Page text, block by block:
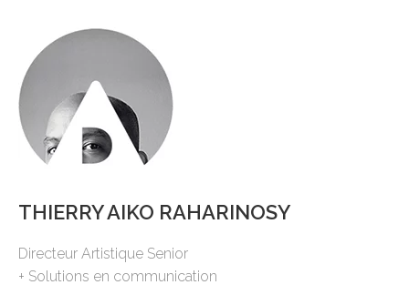
THIERRY AIKO RAHARINOSY
Directeur Artistique Senior
+ Solutions en communication